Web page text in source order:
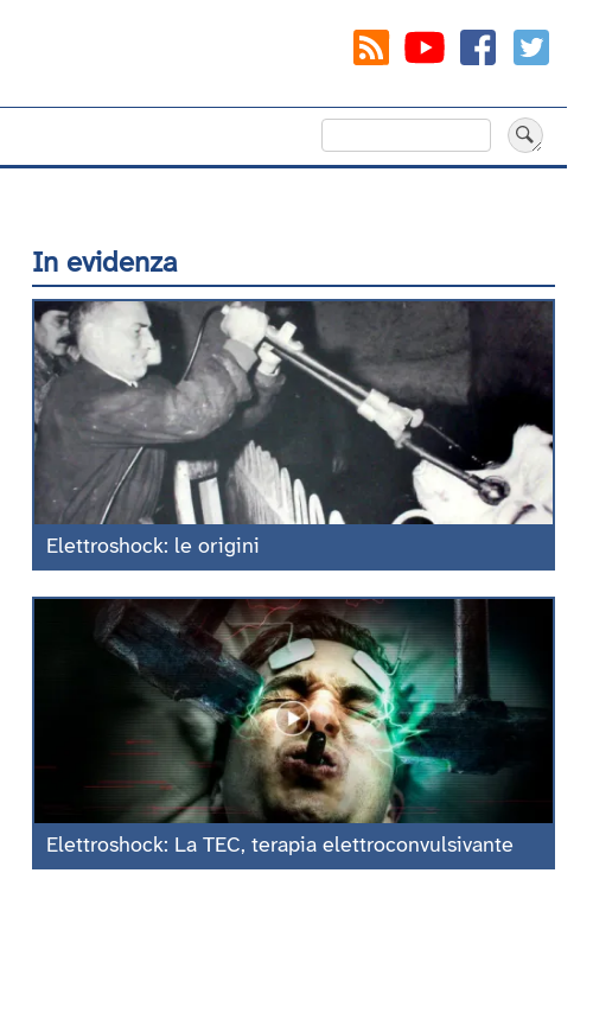
In evidenza
Elettroshock: le origini
Elettroshock: La TEC, terapia elettroconvulsivante